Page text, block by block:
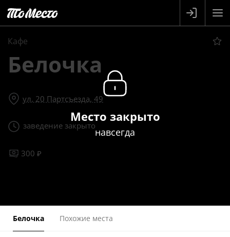
Кафе
Белочка
ул. 20 Партсъезда, 49
заведение закрыто
300 ₽
Место закрыто
навсегда
Белочка Похожие места